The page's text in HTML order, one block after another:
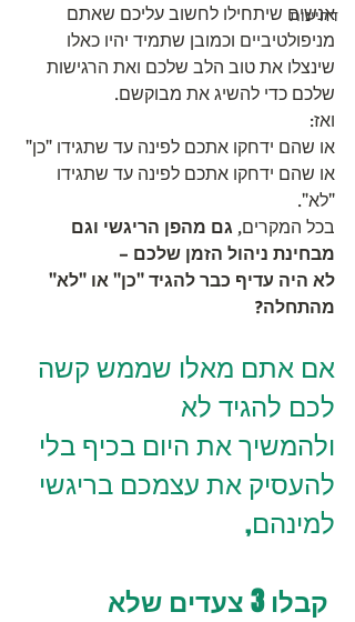
דחיינות
אנשים שיתחילו לחשוב עליכם שאתם
מניפולטיביים וכמובן שתמיד יהיו כאלו
שינצלו את טוב הלב שלכם ואת הרגישות
שלכם כדי להשיג את מבוקשם.
ואז:
או שהם ידחקו אתכם לפינה עד שתגידו "כן"
או שהם ידחקו אתכם לפינה עד שתגידו
"לא".
בכל המקרים, גם מהפן הריגשי וגם
מבחינת ניהול הזמן שלכם –
לא היה עדיף כבר להגיד "כן" או "לא"
מהתחלה?
אם אתם מאלו שממש קשה
לכם להגיד לא
ולהמשיך את היום בכיף בלי
להעסיק את עצמכם בריגשי
למינהם,
קבלו 3 צעדים שלא